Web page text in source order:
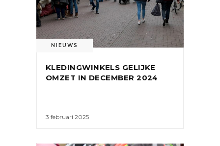
NIEUWS
KLEDINGWINKELS GELIJKE
OMZET IN DECEMBER 2024
3 februari 2025